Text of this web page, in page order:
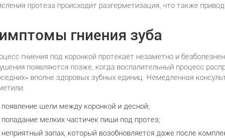
протеза происходит разгерметизация, что также
гниения зуба
гниения под коронкой протекает незаметно и
появляются позже, когда воспалительный процесс
вполне здоровых зубных единиц. Немедленная
появление щели между коронкой и десной;
попадание мелких частичек пищи под протез;
неприятный запах, который возобновляется даже после